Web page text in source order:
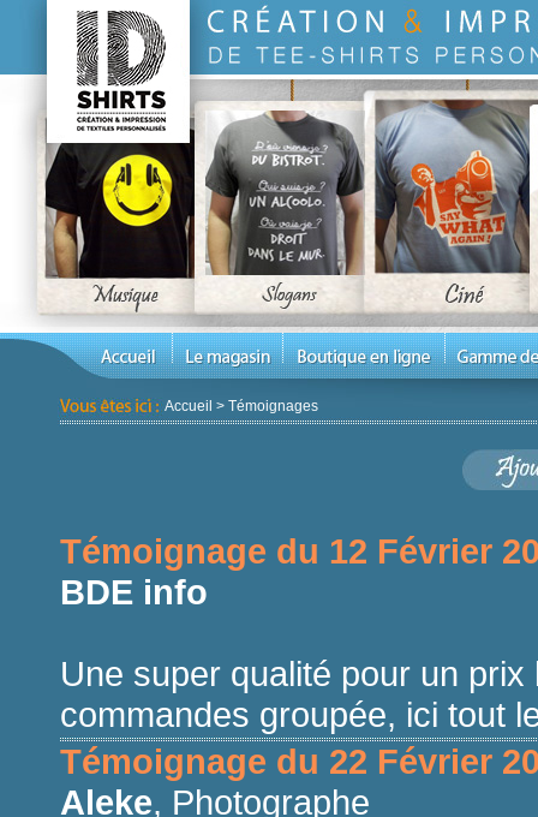
Accueil > Témoignages
Téléphone
Message *
J'autorise Id Shirts à utiliser les
Témoignage du 12 Février
BDE info
Une super qualité pour un
commandes groupée, ici tout
Témoignage du 22 Février
Aleke, Photographe